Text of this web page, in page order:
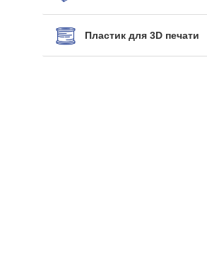
Пластик для 3D печати